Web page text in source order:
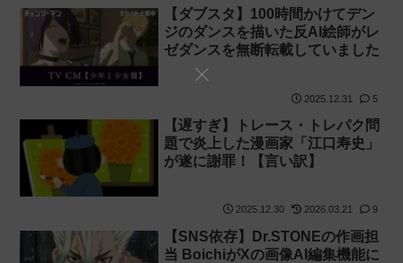
【ダブスタ】100時間かけてデン
ジのダンスを描いた反AI絵師がレ
ゼダンスを無断転載していました
2025.12.31 5
【遅すぎ】トレース・トレパク問
題で炎上した漫画家「江口寿史」
が遂に謝罪！【言い訳】
2025.12.30 2026.03.21 9
【SNS依存】Dr.STONEの作画担
当 BoichiがXの画像AI編集機能に